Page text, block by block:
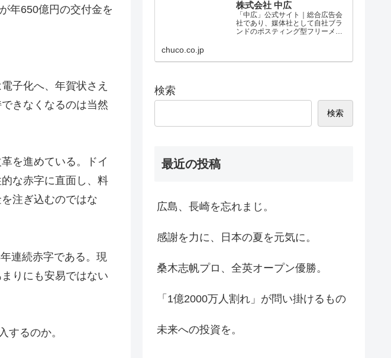
年650億円の交付金を
子化へ、年賀状さえ
きなくなるのは当然
を進めている。ドイ
な赤字に直面し、料
注ぎ込むのではな
連続赤字である。現
りにも安易ではない
するのか。
株式会社 中広
「中広」公式サイト｜総合広告会
社であり、媒体社として自社ブラ
ンドのポスティング型フリーメデ
chuco.co.jp
検索
検索
最近の投稿
広島、長崎を忘れまじ。
感謝を力に、日本の夏を元気に。
桑木志帆プロ、全英オープン優勝。
「1億2000万人割れ」が問い掛けるもの
未来への投資を。